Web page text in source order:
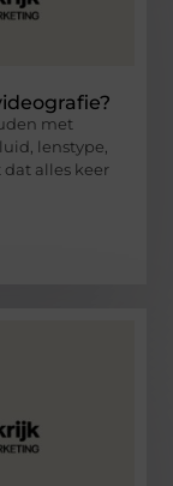
met
lenstype,
alles keer